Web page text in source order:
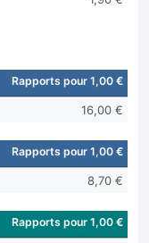
Rapports pour 1,00 €
16,00 €
Rapports pour 1,00 €
8,70 €
Rapports pour 1,00 €